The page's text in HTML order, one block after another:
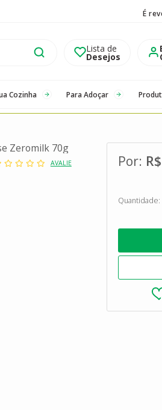
É
Lista de
Desejos
Cozinha Para Adoçar
Zeromilk 70g
AVALIE
Quantidade